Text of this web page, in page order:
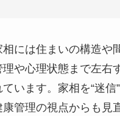
には住まいの構造や
や心理状態まで左右
います。家相を“迷信
管理の視点からも見